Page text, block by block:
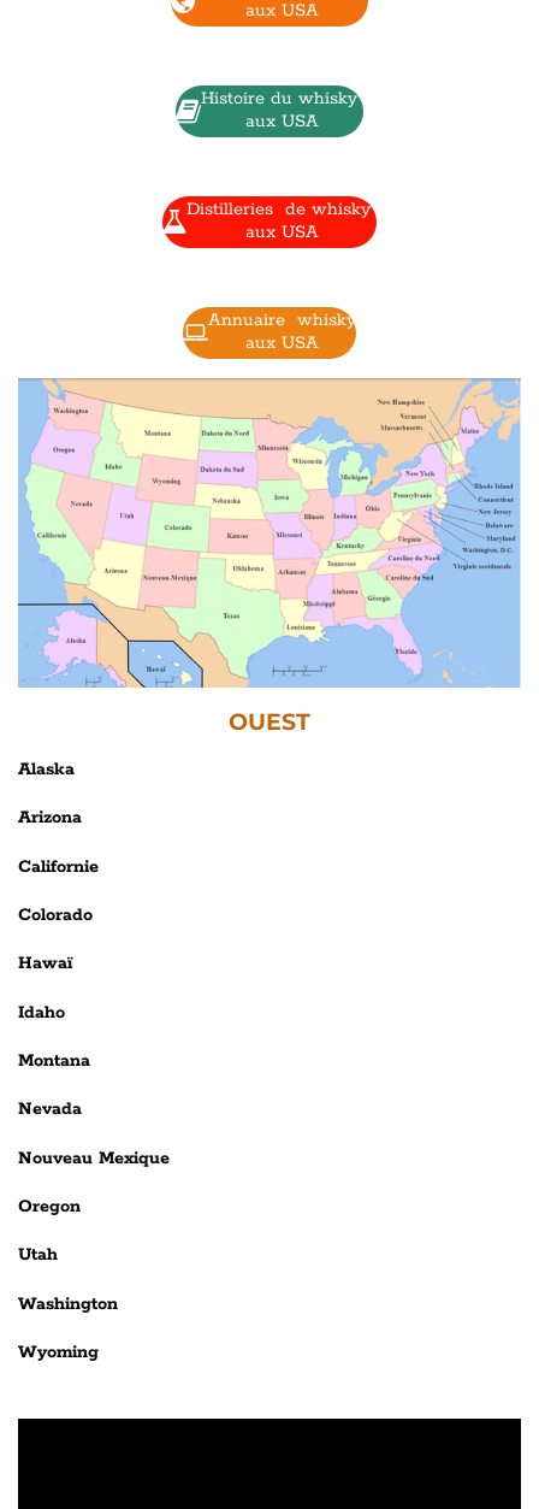
aux USA
Histoire du whisky
aux USA
Distilleries de whisky
aux USA
Annuaire whisky
aux USA
OUEST
Alaska
Arizona
Californie
Colorado
Hawaï
Idaho
Montana
Nevada
Nouveau Mexique
Oregon
Utah
Washington
Wyoming